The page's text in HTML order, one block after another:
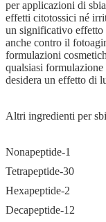
per applicazioni di
effetti citotossici né
un significativo effetto
anche contro il
formulazioni
qualsiasi
desidera un effetto di
Altri ingredienti per
Nonapeptide-1
Tetrapeptide-30
Hexapeptide-2
Decapeptide-12